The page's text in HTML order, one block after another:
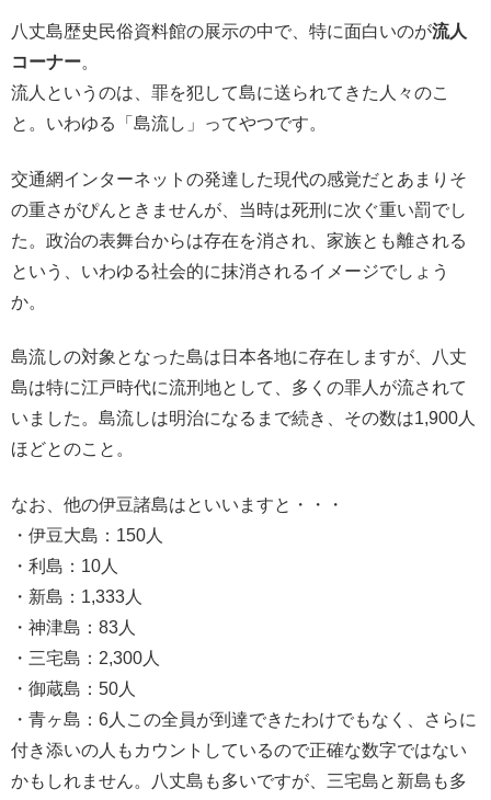
八丈島歴史民俗資料館の展示の中で、特に面白いのが流人
コーナー。
流人というのは、罪を犯して島に送られてきた人々のこ
と。 いわゆる「島流し」ってやつです。
交通網インターネットの発達した現代の感覚だとあまりそ
の重さがぴんときませんが、当時は死刑に次ぐ重い罰でし
た。 政治の表舞台からは存在を消され、家族とも離される
という、 いわゆる社会的に抹消されるイメージでしょう
か。
島流しの対象となった島は日本各地に存在しますが、八丈
島は特に江戸時代に流刑地として、多くの罪人が流されて
いました。 島流しは明治になるまで続き、その数は1,900人
ほどとのこと。
なお、他の伊豆諸島はといいますと・・・
・伊豆大島：150人
・利島：10人
・新島：1,333人
・神津島：83人
・三宅島：2,300人
・御蔵島：50人
・青ヶ島：6人この全員が到達できたわけでもなく、
さらに
付き添いの人もカウントしているので正確な数字ではない
かもしれません。八丈島も多いですが、三宅島と新島も多